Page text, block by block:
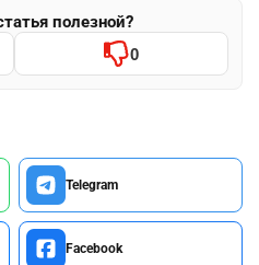
полезной?
0
Telegram
Facebook